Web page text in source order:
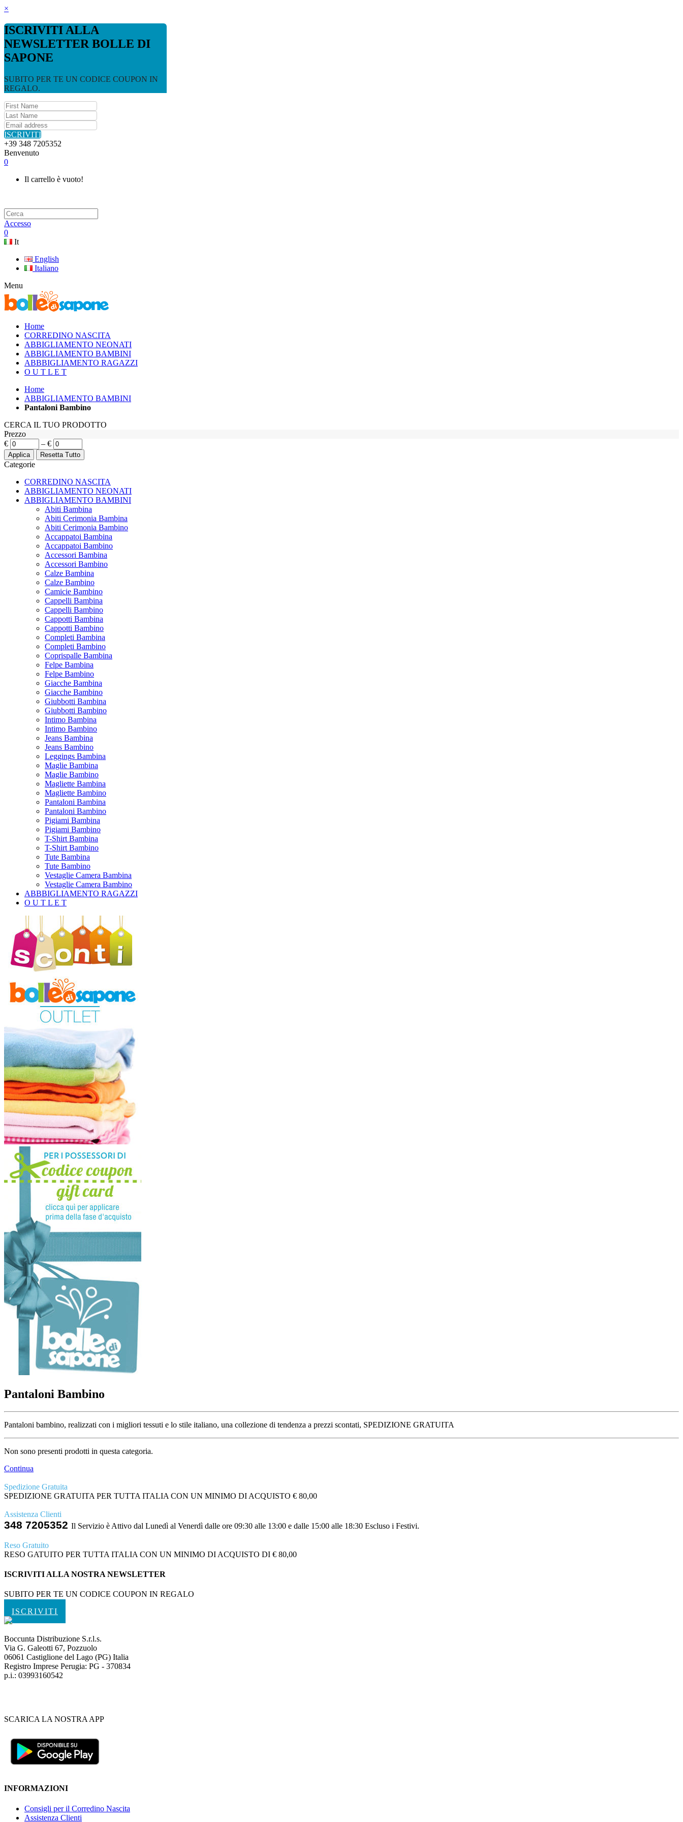
×
ISCRIVITI ALLA
NEWSLETTER BOLLE DI
SAPONE
SUBITO PER TE UN CODICE COUPON IN
REGALO.
ISCRIVITI
+39 348 7205352
Benvenuto
0
Il carrello è vuoto!
Accesso
0
It
English
Italiano
Menu
Home
CORREDINO NASCITA
ABBIGLIAMENTO NEONATI
ABBIGLIAMENTO BAMBINI
ABBBIGLIAMENTO RAGAZZI
O U T L E T
Home
ABBIGLIAMENTO BAMBINI
Pantaloni Bambino
CERCA IL TUO PRODOTTO
Prezzo
€
– €
Categorie
CORREDINO NASCITA
ABBIGLIAMENTO NEONATI
ABBIGLIAMENTO BAMBINI
Abiti Bambina
Abiti Cerimonia Bambina
Abiti Cerimonia Bambino
Accappatoi Bambina
Accappatoi Bambino
Accessori Bambina
Accessori Bambino
Calze Bambina
Calze Bambino
Camicie Bambino
Cappelli Bambina
Cappelli Bambino
Cappotti Bambina
Cappotti Bambino
Completi Bambina
Completi Bambino
Coprispalle Bambina
Felpe Bambina
Felpe Bambino
Giacche Bambina
Giacche Bambino
Giubbotti Bambina
Giubbotti Bambino
Intimo Bambina
Intimo Bambino
Jeans Bambina
Jeans Bambino
Leggings Bambina
Maglie Bambina
Maglie Bambino
Magliette Bambina
Magliette Bambino
Pantaloni Bambina
Pantaloni Bambino
Pigiami Bambina
Pigiami Bambino
T-Shirt Bambina
T-Shirt Bambino
Tute Bambina
Tute Bambino
Vestaglie Camera Bambina
Vestaglie Camera Bambino
ABBBIGLIAMENTO RAGAZZI
O U T L E T
Pantaloni Bambino
Pantaloni bambino, realizzati con i migliori tessuti e lo stile italiano, una collezione di tendenza a prezzi scontati, SPEDIZIONE GRATUITA
Non sono presenti prodotti in questa categoria.
Continua
Spedizione Gratuita
SPEDIZIONE GRATUITA PER TUTTA ITALIA CON UN MINIMO DI ACQUISTO € 80,00
Assistenza Clienti
348 7205352 Il Servizio è Attivo dal Lunedì al Venerdì dalle ore 09:30 alle 13:00 e dalle 15:00 alle 18:30 Escluso i Festivi.
Reso Gratuito
RESO GATUITO PER TUTTA ITALIA CON UN MINIMO DI ACQUISTO DI € 80,00
ISCRIVITI ALLA NOSTRA NEWSLETTER
SUBITO PER TE UN CODICE COUPON IN REGALO
ISCRIVITI
Boccunta Distribuzione S.r.l.s.
Via G. Galeotti 67, Pozzuolo
06061 Castiglione del Lago (PG) Italia
Registro Imprese Perugia: PG - 370834
p.i.: 03993160542
SCARICA LA NOSTRA APP
INFORMAZIONI
Consigli per il Corredino Nascita
Assistenza Clienti